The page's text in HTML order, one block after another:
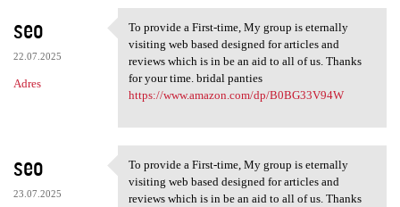
seo
22.07.2025
Adres
To provide a First-time, My
To provide a First-time, My group is eternally
visiting web based designed for articles and
reviews which is in be an aid to all of us. Thanks
for your time. bridal panties
https://www.amazon.com/dp/B0BG33V94W
seo
23.07.2025
To provide a First-time, My
To provide a First-time, My group is eternally
visiting web based designed for articles and
reviews which is in be an aid to all of us. Thanks